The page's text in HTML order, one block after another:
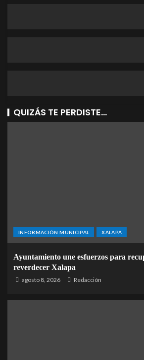
QUIZÁS TE PERDISTE...
INFORMACIÓN MUNICIPAL XALAPA
Ayuntamiento une esfuerzos para
reverdecer Xalapa
agosto 8, 2026 Redacción